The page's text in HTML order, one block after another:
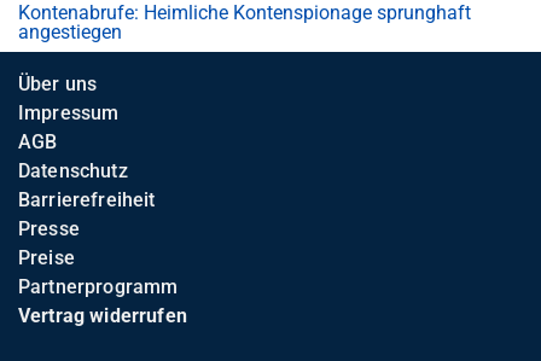
Kontenabrufe: Heimliche Kontenspionage sprunghaft
angestiegen
Über uns
Impressum
AGB
Datenschutz
Barrierefreiheit
Presse
Preise
Partnerprogramm
Vertrag widerrufen